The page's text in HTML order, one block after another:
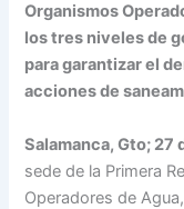
Organismos
los tres niveles de
para garantizar el
acciones de
Salamanca, Gto; 27
sede de la Primera
Operadores de